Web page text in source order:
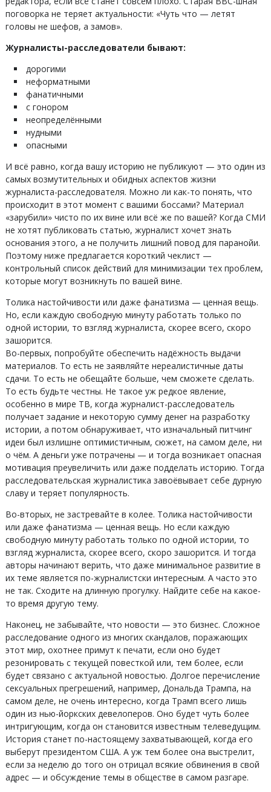
поговорка не теряет актуальности: «Чуть что — летят
головы не шефов, а замов».
Журналисты-расследователи бывают:
дорогими
неформатными
фанатичными
с гонором
неопределёнными
нудными
опасными
И всё равно, когда вашу историю не публикуют — это один из
самых возмутительных и обидных аспектов жизни
журналиста-расследователя. Можно ли как-то понять, что
происходит в этот момент с вашими боссами? Материал
«зарубили» чисто по их вине или всё же по вашей? Когда СМИ
не хотят публиковать статью, журналист хочет знать
основания этого, а не получить лишний повод для паранойи.
Поэтому ниже предлагается короткий чеклист —
контрольный список действий для минимизации тех проблем,
которые могут возникнуть по вашей вине.
Толика настойчивости или даже фанатизма — ценная вещь.
Но, если каждую свободную минуту работать только по
одной истории, то взгляд журналиста, скорее всего, скоро
зашорится.
Во-первых, попробуйте обеспечить надёжность выдачи
материалов. То есть не заявляйте нереалистичные даты
сдачи. То есть не обещайте больше, чем сможете сделать.
То есть будьте честны. Не такое уж редкое явление,
особенно в мире ТВ, когда журналист-расследователь
получает задание и некоторую сумму денег на разработку
истории, а потом обнаруживает, что изначальный питчинг
идеи был излишне оптимистичным, сюжет, на самом деле, ни
о чём. А деньги уже потрачены — и тогда возникает опасная
мотивация преувеличить или даже подделать историю. Тогда
расследовательская журналистика завоёвывает себе дурную
славу и теряет популярность.
Во-вторых, не застревайте в колее. Толика настойчивости
или даже фанатизма — ценная вещь. Но если каждую
свободную минуту работать только по одной истории, то
взгляд журналиста, скорее всего, скоро зашорится. И тогда
авторы начинают верить, что даже минимальное развитие в
их теме является по-журналистски интересным. А часто это
не так. Сходите на длинную прогулку. Найдите себе на какое-
то время другую тему.
Наконец, не забывайте, что новости — это бизнес. Сложное
расследование одного из многих скандалов, поражающих
этот мир, охотнее примут к печати, если оно будет
резонировать с текущей повесткой или, тем более, если
будет связано с актуальной новостью. Долгое перечисление
сексуальных прегрешений, например, Дональда Трампа, на
самом деле, не очень интересно, когда Трамп всего лишь
один из нью-йоркских девелоперов. Оно будет чуть более
интригующим, когда он становится известным телеведущим.
История станет по-настоящему захватывающей, когда его
выберут президентом США. А уж тем более она выстрелит,
если за неделю до того он отрицал всякие обвинения в свой
адрес — и обсуждение темы в обществе в самом разгаре.